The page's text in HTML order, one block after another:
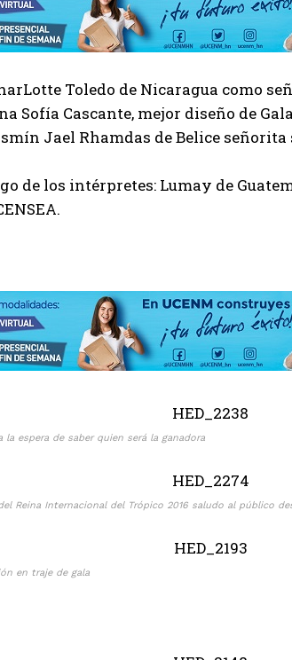
Toledo de Nicaragua como
Sofía Cascante, mejor diseño de
Jael Rhamdas de Belice
de los intérpretes: Lumay de
espera de saber quien será la ganadora
Reina Internacional del Trópico 2016 saludo al público
en traje de gala